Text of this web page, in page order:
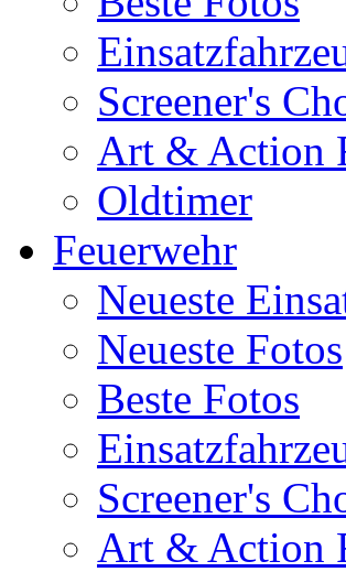
Screener's
Art & Action
Oldtimer
Feuerwehr
Neueste
Neueste Fotos
Beste Fotos
Screener's
Art & Action